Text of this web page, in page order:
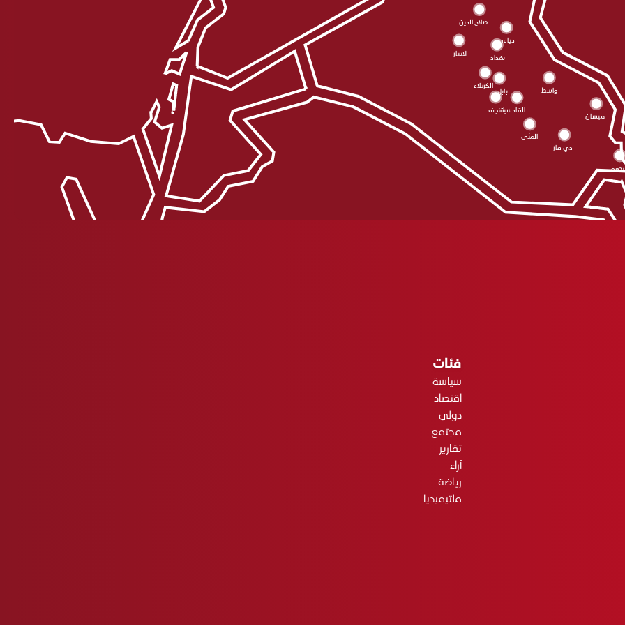
بابل
الانبار
النجف
الکربلاء
بغداد
القادسية
المثنى
ذي قار
ميسان
واسط
ديالى
صلاح الدين
فئات
سياسة
اقتصاد
دولي
مجتمع
تقارير
آراء
رياضة
ملتيميديا